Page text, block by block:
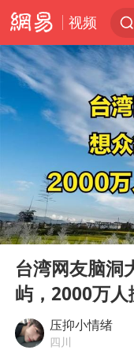
视频
Play
00:00
台湾网友脑洞
屿，2000万人
压抑小情绪
四川